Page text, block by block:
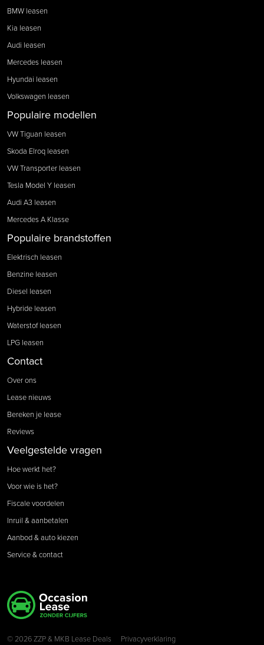
BMW leasen
Kia leasen
Audi leasen
Mercedes leasen
Hyundai leasen
Volkswagen leasen
Populaire modellen
VW Tiguan leasen
Skoda Elroq leasen
VW Transporter leasen
Tesla Model Y leasen
Audi A3 leasen
Mercedes A Klasse
Populaire brandstoffen
Elektrisch leasen
Benzine leasen
Diesel leasen
Hybride leasen
Waterstof leasen
LPG leasen
Contact
Over ons
Lease nieuws
Bereken je lease
Reviews
Veelgestelde vragen
Hoe werkt het?
Voor wie is het?
Fiscale voordelen
Inruil & aanbetalen
Aanbod & auto kiezen
Service & contact
© 2026 ZZP & MKB Lease Deals
Privacyverklaring